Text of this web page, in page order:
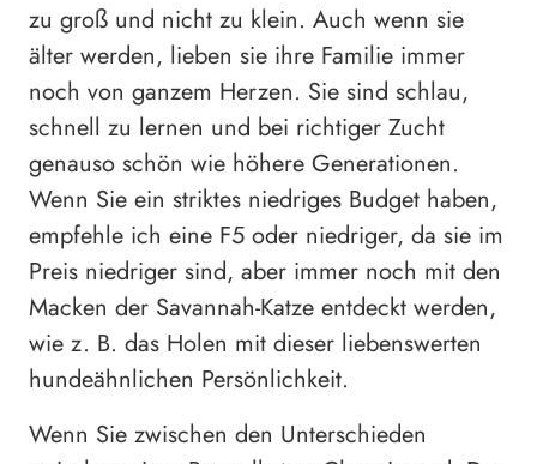
zu groß und nicht zu klein. Auch wenn sie
älter werden, lieben sie ihre Familie immer
noch von ganzem Herzen. Sie sind schlau,
schnell zu lernen und bei richtiger Zucht
genauso schön wie höhere Generationen.
Wenn Sie ein striktes niedriges Budget haben,
empfehle ich eine F5 oder niedriger, da sie im
Preis niedriger sind, aber immer noch mit den
Macken der Savannah-Katze entdeckt werden,
wie z. B. das Holen mit dieser liebenswerten
hundeähnlichen Persönlichkeit.
Wenn Sie zwischen den Unterschieden